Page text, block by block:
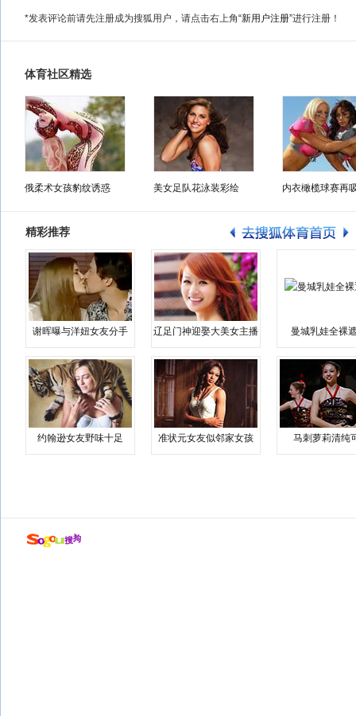
*发表评论前请先注册成为搜狐用户，请点击右上角“新用户注册”进行注册！
体育社区精选
俄柔术女孩豹纹诱惑 美女足队花泳装彩绘 内衣橄榄球赛再
精彩推荐
谢晖曝与洋妞女友分手 辽足门神迎娶大美女主播 曼城乳娃全裸
约翰逊女友野味十足 准状元女友似邻家女孩 马刺萝莉清纯